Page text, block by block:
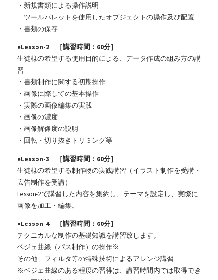
・新規書類による操作説明
ツールパレットを使用したオブジェクトの操作及び配置
・書類の保存
●Lesson-2 ［講習時間：60分］
生徒様の希望する使用目的による、データ作成の組み方の講
習
・書類制作に関する初期操作
・画像に際しての基本操作
・実際の画像編集の実践
・画像の濃度
・画像解像度の説明
・回転・切り抜きトリミング等
●Lesson-3 ［講習時間：60分］
生徒様の希望する制作物の実践講習（イラスト制作を受講・
広告制作を受講）
Lesson-2で講習した内容を集約し、テーマを設定し、実際に
画像を加工・編集。
●Lesson-4 ［講習時間：60分］
テクニカルな制作の基礎知識を講習致します。
ベジェ曲線（パス制作）の操作※
その他、フィルタ等の特殊技術によるアレンジ講習
※ベジェ曲線のある程度の習得は、講習時間内では取得でき